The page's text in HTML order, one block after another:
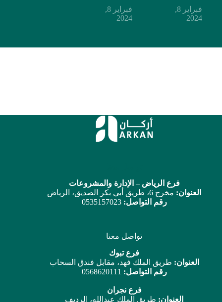
فبراير 8,
2024
فبراير 8,
2024
فرع الرياض – الإدارة والمشروعات
العنوان: مخرج 6، طريق أبي بكر الصديق، الرياض
رقم التواصل: 0535157023
تواصل معنا
فرع تبوك
العنوان: طريق الملك فهد، مقابل فندق السحاب
رقم التواصل:
فرع نجران
العنوان: طريق الملك عبدالله، الرديف